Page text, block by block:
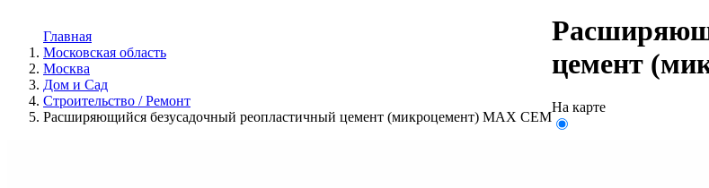
Главная
Московская область
Москва
Дом и Cад
Строительство / Ремонт
Расширяющийся безусадочный реопластичный цемент (микроцемент) МАХ СЕМ
цемент
На карте